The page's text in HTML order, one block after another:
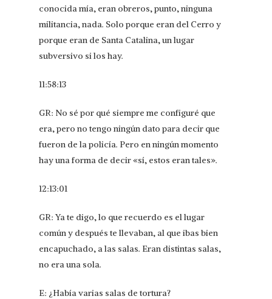
conocida mía, eran obreros, punto, ninguna
militancia, nada. Solo porque eran del Cerro y
porque eran de Santa Catalina, un lugar
subversivo si los hay.
11:58:13
GR: No sé por qué siempre me configuré que
era, pero no tengo ningún dato para decir que
fueron de la policía. Pero en ningún momento
hay una forma de decir «sí, estos eran tales».
12:13:01
GR: Ya te digo, lo que recuerdo es el lugar
común y después te llevaban, al que ibas bien
encapuchado, a las salas. Eran distintas salas,
no era una sola.
E: ¿Había varias salas de tortura?